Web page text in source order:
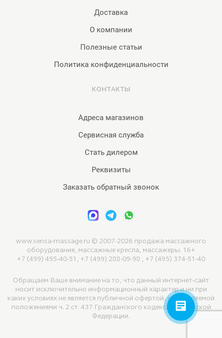
Доставка
О компании
Полезные статьи
Политика конфиденциальности
КОНТАКТЫ
Адреса магазинов
Сервисная служба
Стать дилером
Реквизиты
Заказать обратный звонок
www.sensa-massage.ru © 2007-2026 продажа массажного
оборудования, массажные кресла, массажеры. 16+
+7 (499) 495-40-51, +7 (499) 288-09-98 , +7 (495) 374-51-40
Обращаем Ваше внимание на то, что данный интернет-сайт
носит исключительно информационный характер и ни при
каких условиях не является публичной офертой, определяемой
положениями ч. 2 ст. 437 Гражданского кодекса Российской
Федерации.